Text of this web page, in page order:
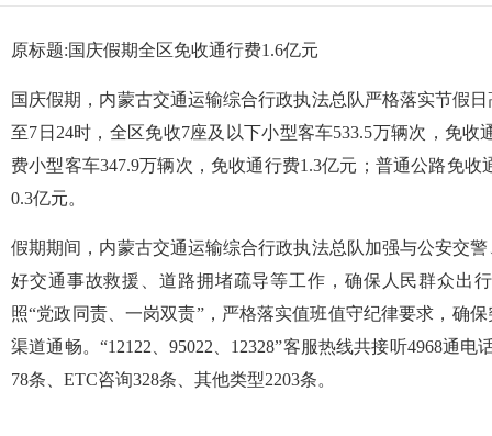
原标题:国庆假期全区免收通行费1.6亿元
国庆假期，内蒙古交通运输综合行政执法总队严格落实节假
至7日24时，全区免收7座及以下小型客车533.5万辆次，免
费小型客车347.9万辆次，免收通行费1.3亿元；普通公路免
0.3亿元。
假期期间，内蒙古交通运输综合行政执法总队加强与公安交
好交通事故救援、道路拥堵疏导等工作，确保人民群众出
照“党政同责、一岗双责”，严格落实值班值守纪律要求，确
渠道通畅。“12122、95022、12328”客服热线共接听4968通
78条、ETC咨询328条、其他类型2203条。